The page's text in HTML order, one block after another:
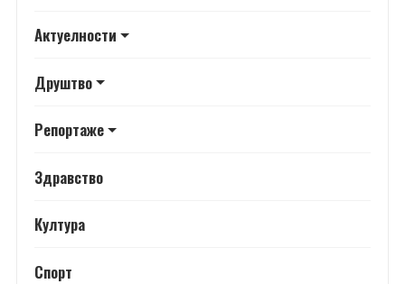
Актуелности
Друштво
Репортаже
Здравство
Култура
Спорт